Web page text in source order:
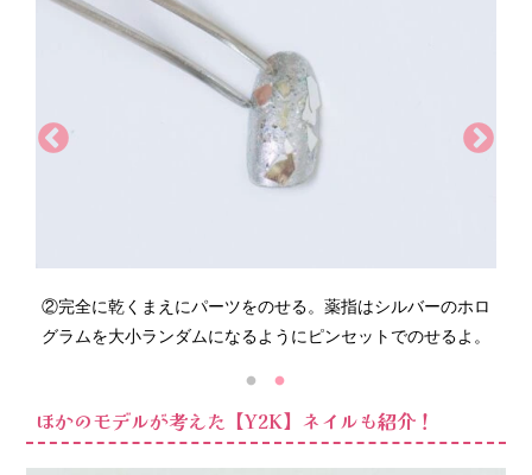
①aを親指・中指・小指、bを人差し指と薬指に塗る。2度塗
りしたら、bの上から c を重ね塗りする。
ほかのモデルが考えた【Y2K】ネイルも紹介！